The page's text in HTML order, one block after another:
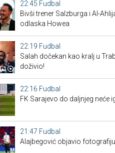
22:45 Fudbal
Bivši trener Salzburga i Al-
odlaska Howea
22:19 Fudbal
Salah dočekan kao kralj u
doživio!
22:16 Fudbal
FK Sarajevo do daljnjeg neće
21:47 Fudbal
Alajbegović objavio